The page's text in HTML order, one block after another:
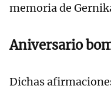
memoria de
Aniversario
Dichas